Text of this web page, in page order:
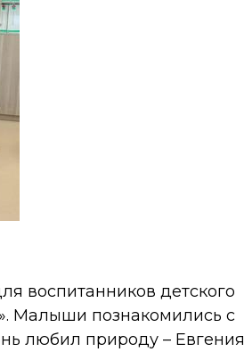
воспитанников детского
Малыши познакомились с
любил природу – Евгения